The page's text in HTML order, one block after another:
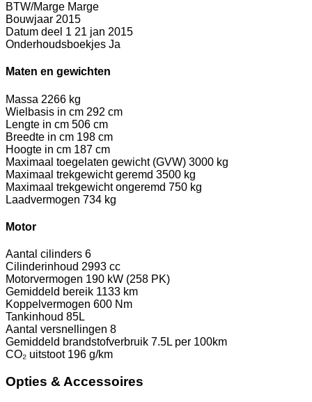
BTW/Marge Marge
Bouwjaar 2015
Datum deel 1 21 jan 2015
Onderhoudsboekjes Ja
Maten en gewichten
Massa 2266 kg
Wielbasis in cm 292 cm
Lengte in cm 506 cm
Breedte in cm 198 cm
Hoogte in cm 187 cm
Maximaal toegelaten gewicht (GVW) 3000 kg
Maximaal trekgewicht geremd 3500 kg
Maximaal trekgewicht ongeremd 750 kg
Laadvermogen 734 kg
Motor
Aantal cilinders 6
Cilinderinhoud 2993 cc
Motorvermogen 190 kW (258 PK)
Gemiddeld bereik 1133 km
Koppelvermogen 600 Nm
Tankinhoud 85L
Aantal versnellingen 8
Gemiddeld brandstofverbruik 7.5L per 100km
CO₂ uitstoot 196 g/km
Opties & Accessoires